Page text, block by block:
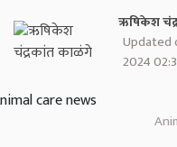
ऋषिकेश
Updated
2024